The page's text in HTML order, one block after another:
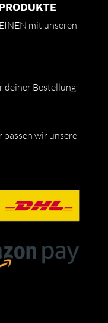
mit unseren
deiner Bestellung
passen wir unsere